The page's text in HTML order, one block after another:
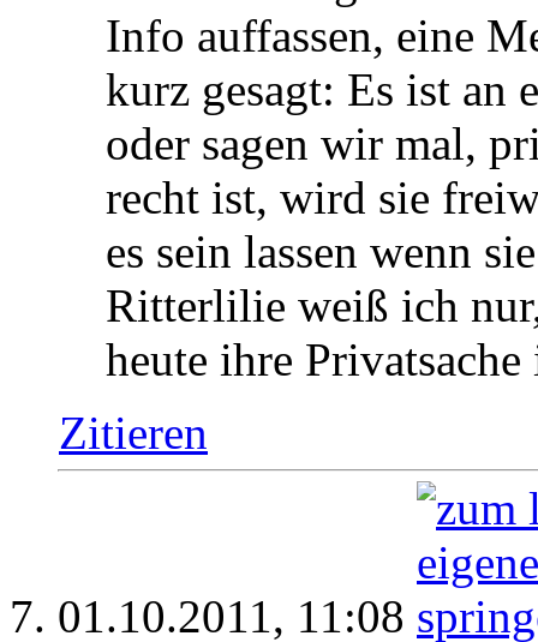
Info auffassen, eine
kurz gesagt: Es ist an
oder sagen wir mal,
recht ist, wird sie
es sein lassen wenn
Ritterlilie weiß ich
heute ihre Privatsache
Zitieren
01.10.2011, 11:08